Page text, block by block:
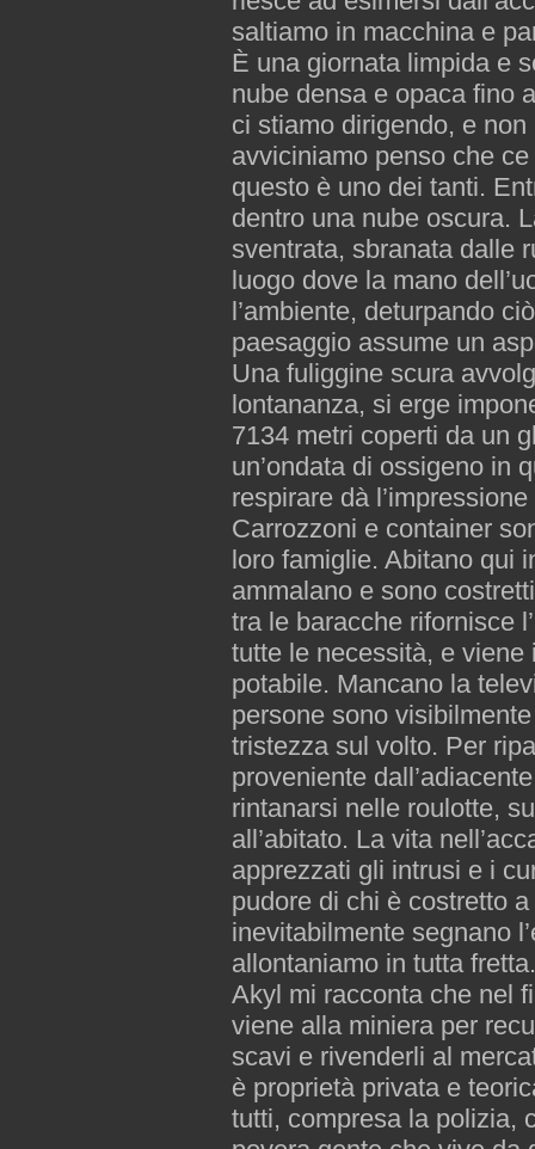
saltiamo in macchina e
È una giornata limpida e
nube densa e opaca fino
ci stiamo dirigendo, e
avviciniamo penso che
questo è uno dei tanti.
dentro una nube oscura.
sventrata, sbranata dalle
luogo dove la mano
l’ambiente, deturpando
paesaggio assume un
Una fuliggine scura
lontananza, si erge
7134 metri coperti da un
un’ondata di ossigeno in
respirare dà
Carrozzoni e container
loro famiglie. Abitano qui
ammalano e sono
tra le baracche rifornisce
tutte le necessità, e
potabile. Mancano la
persone sono
tristezza sul volto. Per
proveniente
rintanarsi nelle roulotte,
all’abitato. La vita
apprezzati gli intrusi e i
pudore di chi è costretto
inevitabilmente segnano
allontaniamo in tutta fretta.
Akyl mi racconta che nel
viene alla miniera per
scavi e rivenderli al
è proprietà privata e
tutti, compresa la polizia,